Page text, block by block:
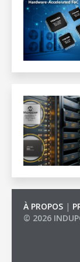
À PROPOS |
© 2026